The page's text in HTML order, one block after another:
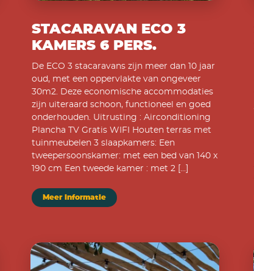
STACARAVAN ECO 3
KAMERS 6 PERS.
De ECO 3 stacaravans zijn meer dan 10 jaar
oud, met een oppervlakte van ongeveer
30m2. Deze economische accommodaties
zijn uiteraard schoon, functioneel en goed
onderhouden. Uitrusting : Airconditioning
Plancha TV Gratis WIFI Houten terras met
tuinmeubelen 3 slaapkamers: Een
tweepersoonskamer: met een bed van 140 x
190 cm Een tweede kamer : met 2 […]
Meer informatie